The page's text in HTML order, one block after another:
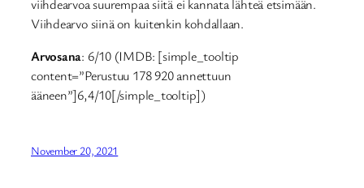
viihdearvoa suurempaa siitä ei kannata lähteä etsimään.
Viihdearvo siinä on kuitenkin kohdallaan.
Arvosana: 6/10 (IMDB: [simple_tooltip
content=”Perustuu 178 920 annettuun
ääneen”]6,4/10[/simple_tooltip])
November 20, 2021